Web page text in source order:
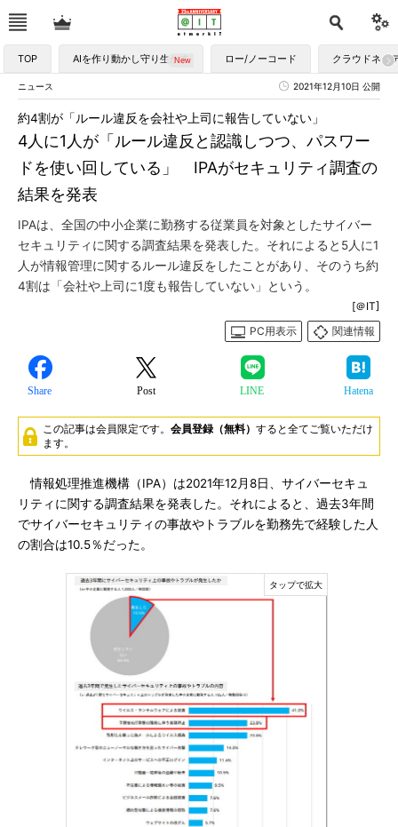
TOP AIを作り動かし守り生かす ロー/ノーコード クラウドネイ
ニュース 2021年12月10日 公開
4人に1人が「ルール違反と認識しつつ、パスワー
ドを使い回している」 IPAがセキュリティ調査の
結果を発表
約4割が「ルール違反を会社や上司に報告していない」
IPAは、全国の中小企業に勤務する従業員を対象としたサイバー
セキュリティに関する調査結果を発表した。それによると5人に1
人が情報管理に関するルール違反をしたことがあり、そのうち約
4割は「会社や上司に1度も報告していない」という。
[＠IT]
PC用表示
関連情報
Share Post LINE Hatena
この記事は会員限定です。 会員登録（無料） すると全てご覧いただけ
ます。
情報処理推進機構（IPA）は2021年12月8日、サイバーセキュ
リティに関する調査結果を発表した。それによると、過去3年間
でサイバーセキュリティの事故やトラブルを勤務先で経験した人
の割合は10.5％だった。